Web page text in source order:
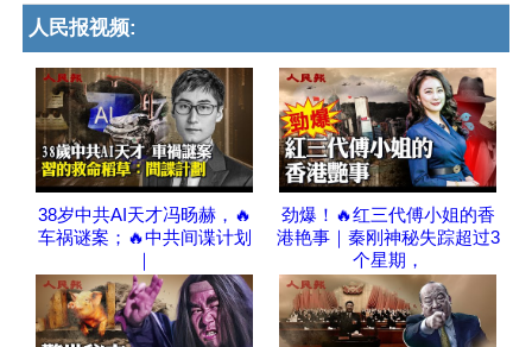
人民报视频:
38岁中共AI天才冯旸赫，🔥
车祸谜案；🔥中共间谍计划
｜
劲爆！🔥红三代傅小姐的香
港艳事｜秦刚神秘失踪超过3
个星期，